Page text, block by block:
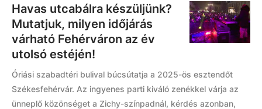
Havas utcabálra készüljünk?
Mutatjuk, milyen időjárás
várható Fehérváron az év
utolsó estéjén!
Óriási szabadtéri bulival búcsútatja a 2025-ös esztendőt
Székesfehérvár. Az ingyenes parti kiváló zenékkel várja az
ünneplő közönséget a Zichy-színpadnál, kérdés azonban,